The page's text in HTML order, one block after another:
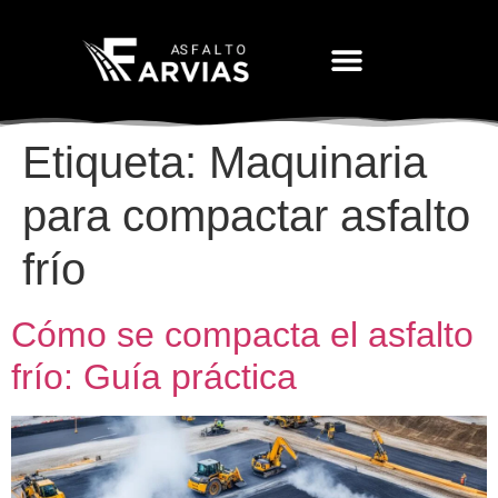
Etiqueta: Maquinaria
para compactar asfalto
frío
Cómo se compacta el asfalto
frío: Guía práctica